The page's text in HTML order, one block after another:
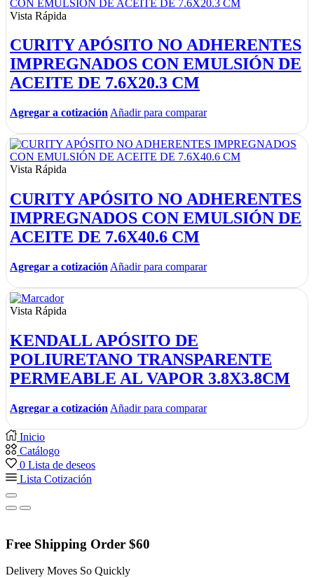
Vista Rápida
CURITY APÓSITO NO ADHERENTES
IMPREGNADOS CON EMULSIÓN DE
ACEITE DE 7.6X20.3 CM
Agregar a cotización Añadir para comparar
Vista Rápida
CURITY APÓSITO NO ADHERENTES
IMPREGNADOS CON EMULSIÓN DE
ACEITE DE 7.6X40.6 CM
Agregar a cotización Añadir para comparar
Vista Rápida
KENDALL APÓSITO DE
POLIURETANO TRANSPARENTE
PERMEABLE AL VAPOR 3.8X3.8CM
Agregar a cotización Añadir para comparar
Inicio
Catálogo
0 Lista de deseos
Lista Cotización
Free Shipping Order $60
Delivery Moves So Quickly